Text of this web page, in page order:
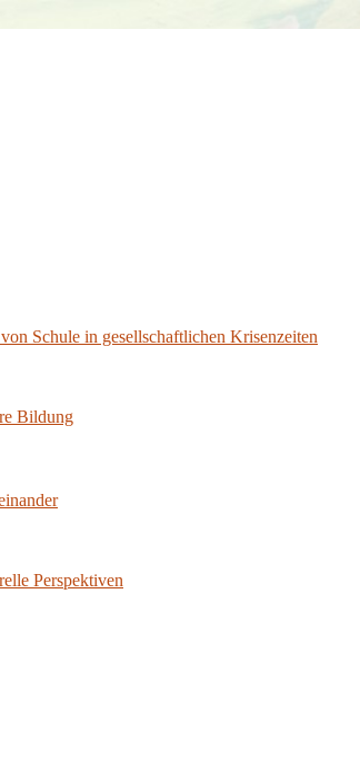
Schule in gesellschaftlichen Krisenzeiten
Bildung
Perspektiven